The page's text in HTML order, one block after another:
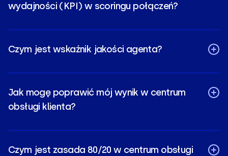
wydajności (KPI) w scoringu połączeń?
Czym jest wskaźnik jakości agenta?
Jak mogę poprawić mój wynik w centrum
obsługi klienta?
Czym jest zasada 80/20 w centrum obsługi